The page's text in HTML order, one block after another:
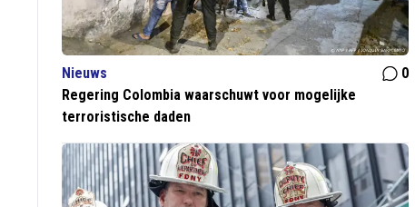
Nieuws
0
Regering Colombia waarschuwt voor mogelijke
terroristische daden